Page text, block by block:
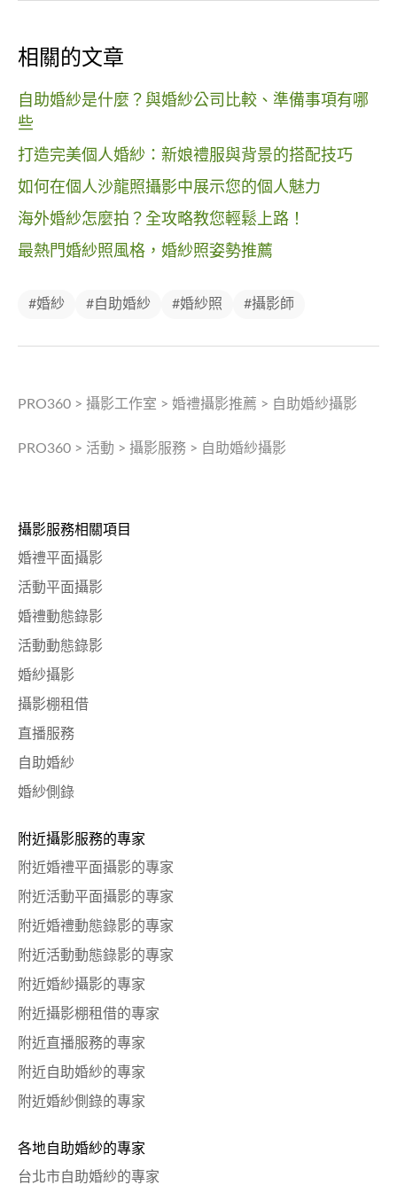
相關的文章
自助婚紗是什麼？與婚紗公司比較、準備事項有哪
些
打造完美個人婚紗：新娘禮服與背景的搭配技巧
如何在個人沙龍照攝影中展示您的個人魅力
海外婚紗怎麼拍？全攻略教您輕鬆上路！
最熱門婚紗照風格，婚紗照姿勢推薦
#婚紗 #自助婚紗 #婚紗照 #攝影師
PRO360 > 攝影工作室 > 婚禮攝影推薦 > 自助婚紗攝影
PRO360 > 活動 > 攝影服務 > 自助婚紗攝影
攝影服務相關項目
婚禮平面攝影
活動平面攝影
婚禮動態錄影
活動動態錄影
婚紗攝影
攝影棚租借
直播服務
自助婚紗
婚紗側錄
附近攝影服務的專家
附近婚禮平面攝影的專家
附近活動平面攝影的專家
附近婚禮動態錄影的專家
附近活動動態錄影的專家
附近婚紗攝影的專家
附近攝影棚租借的專家
附近直播服務的專家
附近自助婚紗的專家
附近婚紗側錄的專家
各地自助婚紗的專家
台北市自助婚紗的專家